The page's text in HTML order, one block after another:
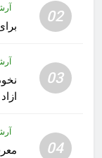
02
03
04